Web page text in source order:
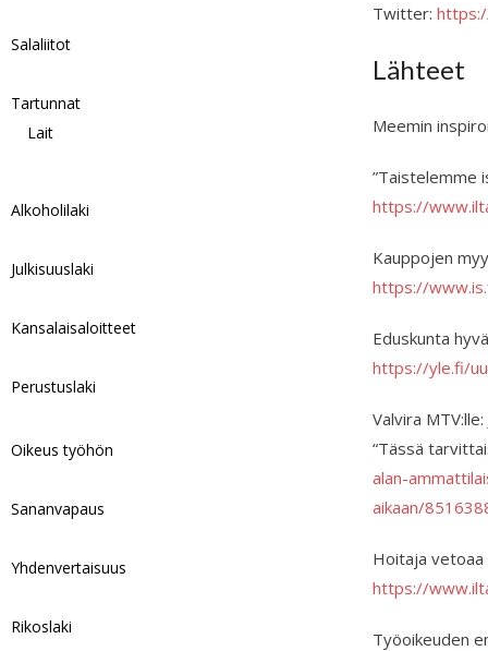
Twitter:
Lähteet
Meemin
”Taistelemme
https://
Kauppojen
https://
Eduskunta
https://yle.fi/
Valvira
“Tässä
alan-
aikaan/
Hoitaja vetoaa
https://
Työoikeuden
Salaliitot
Tartunnat
Lait
Alkoholilaki
Julkisuuslaki
Kansalaisaloitteet
Perustuslaki
Oikeus työhön
Sananvapaus
Yhdenvertaisuus
Rikoslaki